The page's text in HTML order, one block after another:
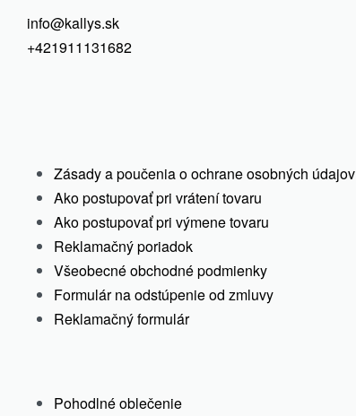
info@kallys.sk
+421911131682
Zásady a poučenia o ochrane osobných údajov
Ako postupovať pri vrátení tovaru
Ako postupovať pri výmene tovaru
Reklamačný poriadok
Všeobecné obchodné podmienky
Formulár na odstúpenie od zmluvy
Reklamačný formulár
Pohodlné oblečenie